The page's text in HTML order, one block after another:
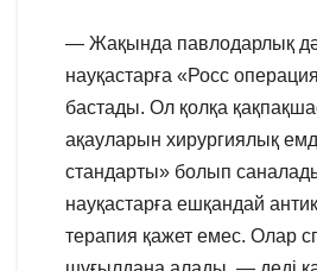
— Жақында павлодарлық
науқастарға «Росс
бастады. Ол қолқа
ақауларын хирургиялық
стандарты» болып
науқастарға ешқандай
терапия қажет емес. Олар